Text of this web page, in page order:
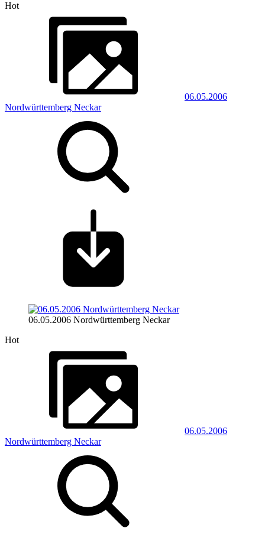
Hot
06.05.2006
Nordwürttemberg Neckar
06.05.2006 Nordwürttemberg Neckar
Hot
06.05.2006
Nordwürttemberg Neckar